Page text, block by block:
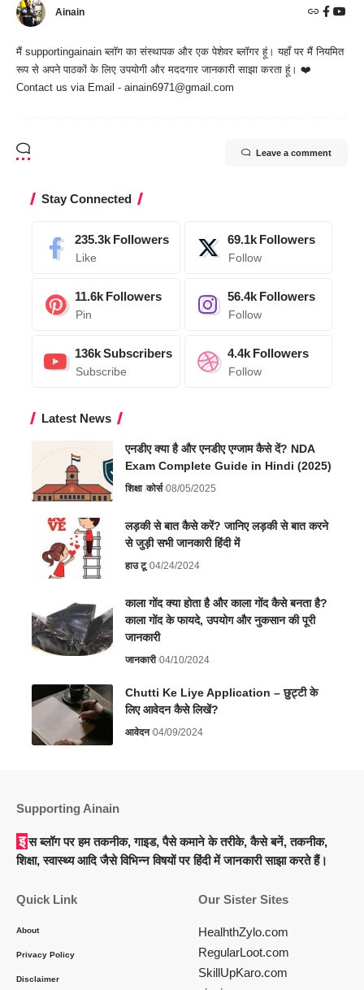
Ainain
मैं supportingainain ब्लॉग का संस्थापक और एक पेशेवर ब्लॉगर हूं। यहाँ पर मैं नियमित
रूप से अपने पाठकों के लिए उपयोगी और मददगार जानकारी साझा करता हूं। ❤️
Contact us via Email - ainain6971@gmail.com
Leave a comment
Stay Connected
235.3k Followers
Like
69.1k Followers
Follow
11.6k Followers
Pin
56.4k Followers
Follow
136kSubscribers
Subscribe
4.4k Followers
Follow
Latest News
एनडीए क्या है और एनडीए एग्जाम कैसे दें? NDA
Exam Complete Guide in Hindi (2025)
शिक्षा कोर्स 08/05/2025
लड़की से बात कैसे करें? जानिए लड़की से बात करने
से जुड़ी सभी जानकारी हिंदी में
हाउ टू 04/24/2024
काला गोंद क्या होता है और काला गोंद कैसे बनता है?
काला गोंद के फायदे, उपयोग और नुकसान की पूरी
जानकारी
जानकारी 04/10/2024
Chutti Ke Liye Application – छुट्टी के
लिए आवेदन कैसे लिखें?
आवेदन 04/09/2024
Supporting Ainain
इस ब्लॉग पर हम तकनीक, गाइड, पैसे कमाने के तरीके, कैसे बनें, तकनीक,
शिक्षा, स्वास्थ्य आदि जैसे विभिन्न विषयों पर हिंदी में जानकारी साझा करते हैं।
Quick Link
About
Privacy Policy
Disclaimer
Our Sister Sites
HealhthZylo.com
RegularLoot.com
SkillUpKaro.com